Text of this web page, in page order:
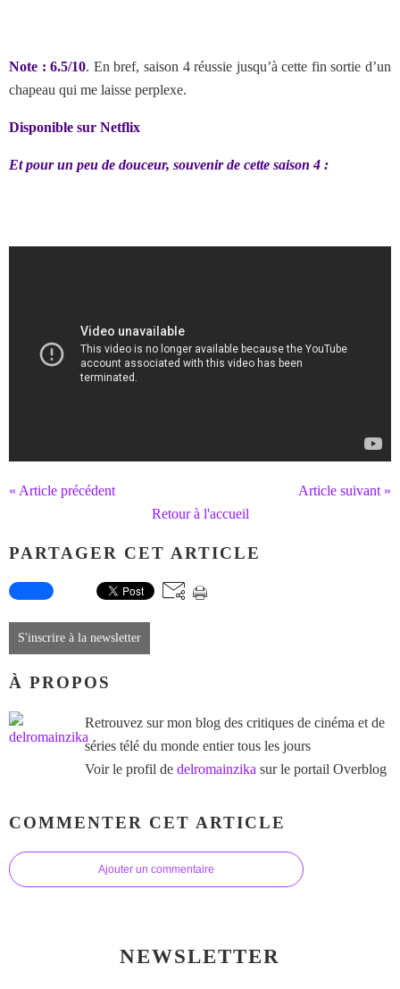
Note : 6.5/10. En bref, saison 4 réussie jusqu’à cette fin sortie d’un
chapeau qui me laisse perplexe.
Disponible sur Netflix
Et pour un peu de douceur, souvenir de cette saison 4 :
« Article précédent
Article suivant »
Retour à l'accueil
PARTAGER CET ARTICLE
S'inscrire à la newsletter
À PROPOS
Retrouvez sur mon blog des critiques de cinéma et de
séries télé du monde entier tous les jours
Voir le profil de delromainzika sur le portail Overblog
COMMENTER CET ARTICLE
Ajouter un commentaire
NEWSLETTER